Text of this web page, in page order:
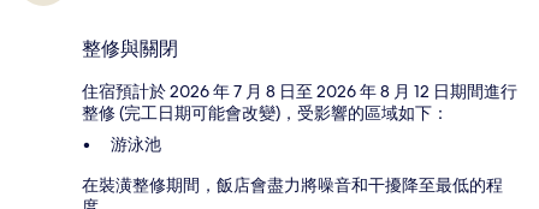
整修與關閉
住宿預計於 2026 年 7 月 8 日至 2026 年 8 月 12 日期間進行
整修 (完工日期可能會改變)，受影響的區域如下：
游泳池
在裝潢整修期間，飯店會盡力將噪音和干擾降至最低的程